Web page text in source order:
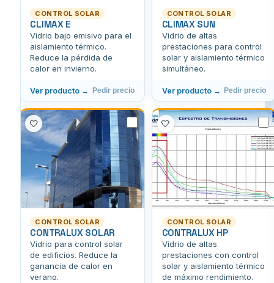
CONTROL SOLAR
CLIMAX E
Vidrio bajo emisivo para el
aislamiento térmico.
Reduce la pérdida de
calor en invierno.
Ver producto → Pedir precio
CONTROL SOLAR
CLIMAX SUN
Vidrio de altas
prestaciones para control
solar y aislamiento térmico
simultáneo.
Ver producto → Pedir precio
CONTROL SOLAR
CONTRALUX SOLAR
Vidrio para control solar
de edificios. Reduce la
ganancia de calor en
verano.
🤍
CONTROL SOLAR
CONTRALUX HP
Vidrio de altas
prestaciones con control
solar y aislamiento térmico
de máximo rendimiento.
🤍